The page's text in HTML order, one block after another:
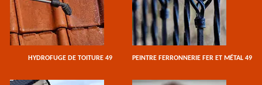
HYDROFUGE DE TOITURE 49 PEINTRE FERRONNERIE FER ET MÉTAL 49